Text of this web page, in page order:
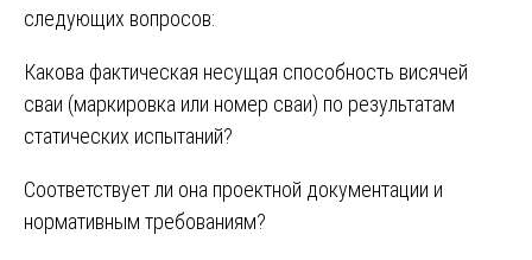
следующих вопросов:
Какова фактическая несущая способность висячей
сваи (маркировка или номер сваи) по результатам
статических испытаний?
Соответствует ли она проектной документации и
нормативным требованиям?